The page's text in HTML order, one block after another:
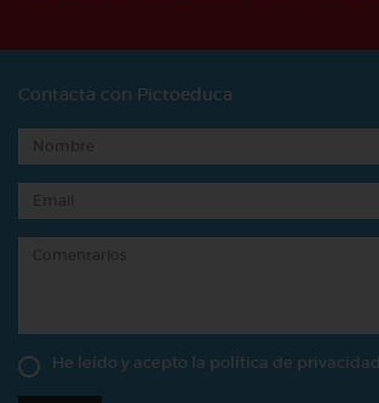
Contacta con Pictoeduca
He leído y acepto la política de privacidad